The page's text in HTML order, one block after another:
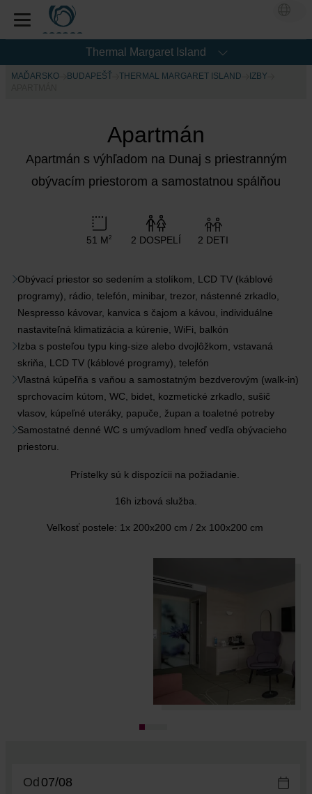
Thermal Margaret Island
MAĎARSKO BUDAPEŠŤ THERMAL MARGARET ISLAND
IZBY
Apartmán
Apartmán s výhľadom na Dunaj s priestranným
obývacím priestorom a samostatnou spálňou
51 M2 2 DOSPELÍ 2 DETI
Obývací priestor so sedením a stolíkom, LCD TV (káblové
programy), rádio, telefón, minibar, trezor, nástenné zrkadlo,
Nespresso kávovar, kanvica s čajom a kávou, individuálne
nastaviteľná klimatizácia a kúrenie, WiFi, balkón
Izba s posteľou typu king-size alebo dvojlôžkom, vstavaná
skriňa, LCD TV (káblové programy), telefón
Vlastná kúpeľňa s vaňou a samostatným bezdverovým (walk-in)
sprchovacím kútom, WC, bidet, kozmetické zrkadlo, sušič
vlasov, kúpeľné uteráky, papuče, župan a toaletné potreby
Samostatné denné WC s umývadlom hneď vedľa obývacieho
priestoru.
Prístelky sú k dispozícii na požiadanie.
16h izbová služba.
Veľkosť postele: 1x 200x200 cm / 2x 100x200 cm
Od